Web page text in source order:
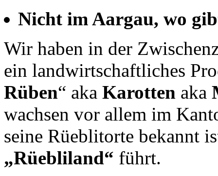
Nicht im Aargau, wo
Wir haben in der
ein landwirtschaftliches
Rüben“ aka Karotten aka
wachsen vor allem im
seine Rüeblitorte bekannt
„Rüebliland“ führt.